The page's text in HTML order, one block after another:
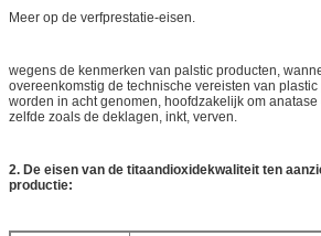
Meer op de verfprestatie-eisen.
wegens de kenmerken van palstic producten,
overeenkomstig de technische vereisten van
worden in acht genomen, hoofdzakelijk om anatase
zelfde zoals de deklagen, inkt, verven.
2. De eisen van de titaandioxidekwaliteit ten
productie: